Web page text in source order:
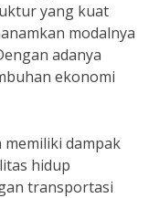
yang kuat
modalnya
adanya
ekonomi
dampak
hidup
transportasi